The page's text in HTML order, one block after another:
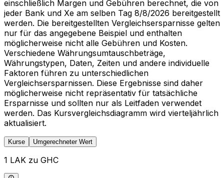
einschließlich Margen und Gebühren berechnet, die von
jeder Bank und Xe am selben Tag 8/8/2026 bereitgestellt
werden. Die bereitgestellten Vergleichsersparnisse gelten
nur für das angegebene Beispiel und enthalten
möglicherweise nicht alle Gebühren und Kosten.
Verschiedene Währungsumtauschbeträge,
Währungstypen, Daten, Zeiten und andere individuelle
Faktoren führen zu unterschiedlichen
Vergleichsersparnissen. Diese Ergebnisse sind daher
möglicherweise nicht repräsentativ für tatsächliche
Ersparnisse und sollten nur als Leitfaden verwendet
werden. Das Kursvergleichsdiagramm wird vierteljährlich
aktualisiert.
Kurse Umgerechneter Wert
1 LAK zu GHC